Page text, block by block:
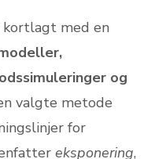
kortlagt med en
og
valgte metode
for
eksponering,